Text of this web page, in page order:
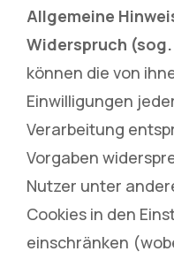
Allgemeine
Widerspruch
können die von
Einwilligungen
Verarbeitung
Vorgaben
Nutzer unter
Cookies in den
einschränken